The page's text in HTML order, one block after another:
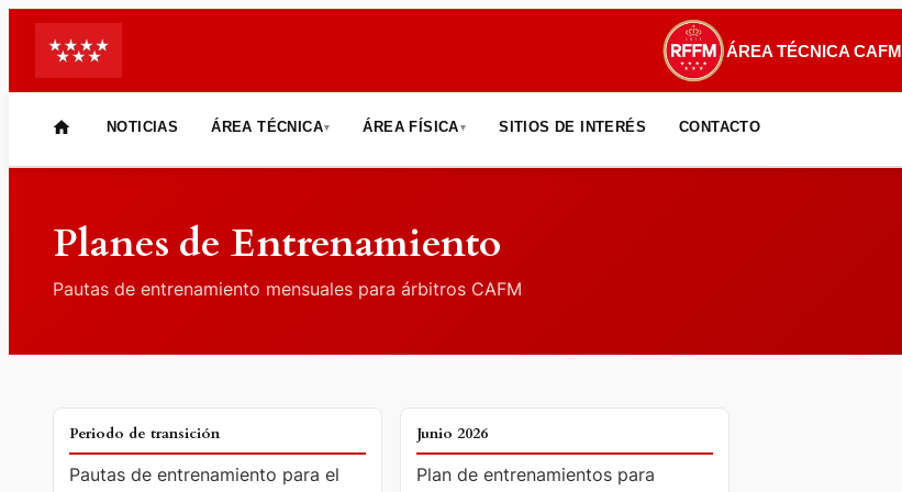
ÁREA TÉCNICA CAFM
INICIO
NOTICIAS ÁREA TÉCNICA▾ ÁREA FÍSICA ▾ SITIOS DE INTERÉS CONTACTO
Planes de Entrenamiento
Pautas de entrenamiento mensuales para árbitros CAFM
PERIODO DE TRANSICIÓN
Periodo de transición
Pautas de entrenamiento para el
JUNIO 2026
Junio 2026
Plan de entrenamientos para